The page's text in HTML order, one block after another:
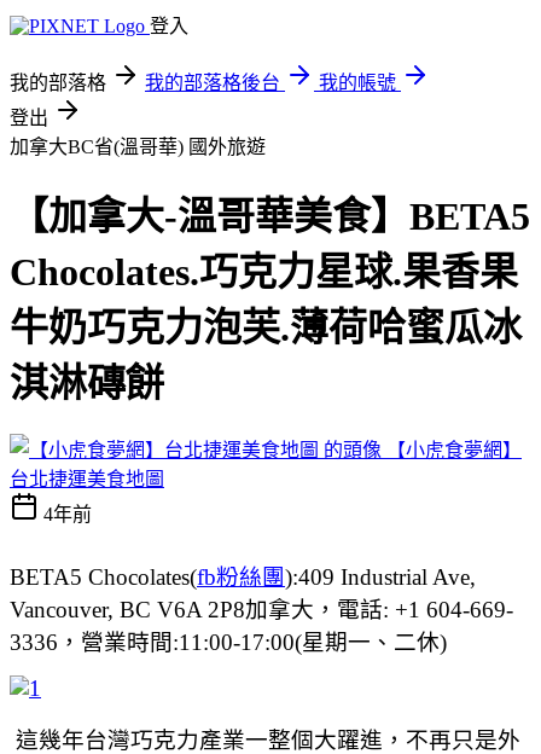
登入
我的部落格 我的部落格後台
我的帳號
登出
加拿大BC省(溫哥華) 國外旅遊
【加拿大-溫哥華美食】BETA5
Chocolates.巧克力星球.果香果
牛奶巧克力泡芙.薄荷哈蜜瓜冰
淇淋磚餅
【小虎食夢網】
台北捷運美食地圖
4年前
BETA5 Chocolates(fb粉絲團):409 Industrial Ave,
Vancouver, BC V6A 2P8加拿大，電話: +1 604-669-
3336，營業時間:11:00-17:00(星期一、二休)
這幾年台灣巧克力產業一整個大躍進，不再只是外